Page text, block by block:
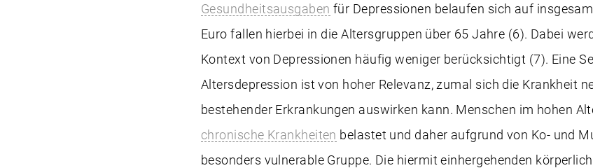
Gesundheitsausgaben für Depressionen belaufen sich auf
Euro fallen hierbei in die Altersgruppen über 65 Jahre (6). Dabei
Kontext von Depressionen häufig weniger berücksichtigt (7). Eine
Altersdepression ist von hoher Relevanz, zumal sich die Krankheit
bestehender Erkrankungen auswirken kann. Menschen im hohen
chronische Krankheiten belastet und daher aufgrund von Ko- und
besonders vulnerable Gruppe. Die hiermit einhergehenden